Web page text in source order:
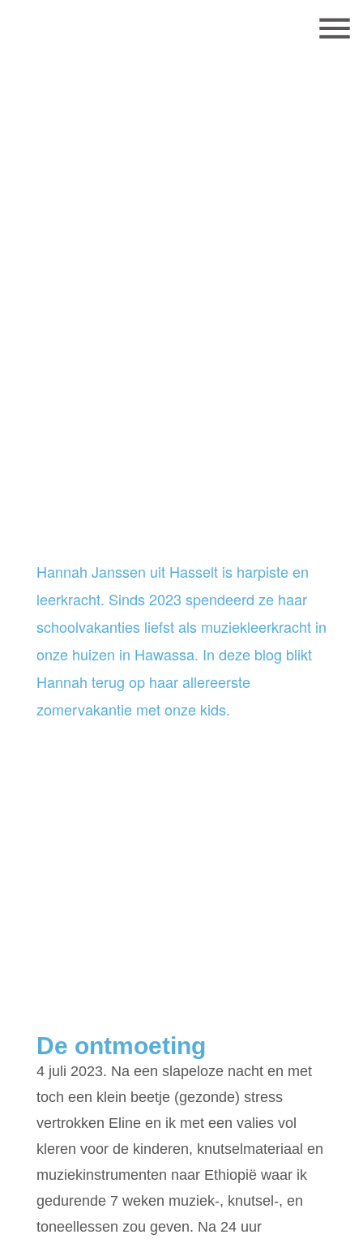
Hannah Janssen uit Hasselt is harpiste en
leerkracht. Sinds 2023 spendeerd ze haar
schoolvakanties liefst als muziekleerkracht in
onze huizen in Hawassa. In deze blog blikt
Hannah terug op haar allereerste
zomervakantie met onze kids.
De ontmoeting
4 juli 2023. Na een slapeloze nacht en met
toch een klein beetje (gezonde) stress
vertrokken Eline en ik met een valies vol
kleren voor de kinderen, knutselmateriaal en
muziekinstrumenten naar Ethiopië waar ik
gedurende 7 weken muziek-, knutsel-, en
toneellessen zou geven. Na 24 uur